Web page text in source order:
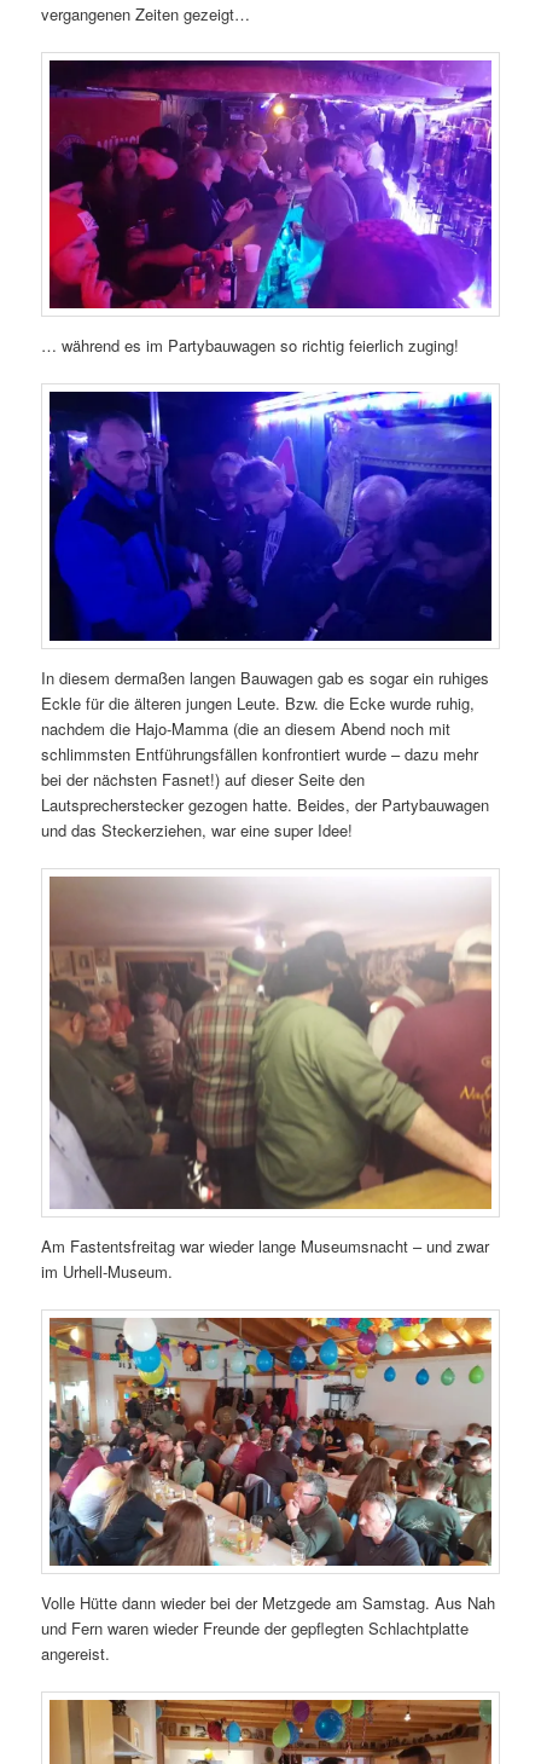
vergangenen Zeiten gezeigt…
… während es im Partybauwagen so richtig feierlich zuging!
In diesem dermaßen langen Bauwagen gab es sogar ein ruhiges
Eckle für die älteren jungen Leute. Bzw. die Ecke wurde ruhig,
nachdem die Hajo-Mamma (die an diesem Abend noch mit
schlimmsten Entführungsfällen konfrontiert wurde – dazu mehr
bei der nächsten Fasnet!) auf dieser Seite den
Lautsprecherstecker gezogen hatte. Beides, der Partybauwagen
und das Steckerziehen, war eine super Idee!
Am Fastentsfreitag war wieder lange Museumsnacht – und zwar
im Urhell-Museum.
Volle Hütte dann wieder bei der Metzgede am Samstag. Aus Nah
und Fern waren wieder Freunde der gepflegten Schlachtplatte
angereist.